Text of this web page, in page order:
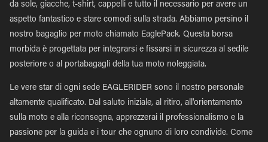
da sole, giacche, t-shirt, cappelli e tutto il necessario per avere un
aspetto fantastico e stare comodi sulla strada. Abbiamo persino il
nostro bagaglio per moto chiamato EaglePack. Questa borsa
morbida è progettata per integrarsi e fissarsi in sicurezza al sedile
posteriore o al portabagagli della tua moto noleggiata.
Le vere star di ogni sede EAGLERIDER sono il nostro personale
altamente qualificato. Dal saluto iniziale, al ritiro, all'orientamento
sulla moto e alla riconsegna, apprezzerai il professionalismo e la
passione per la guida e i tour che ognuno di loro condivide. Come